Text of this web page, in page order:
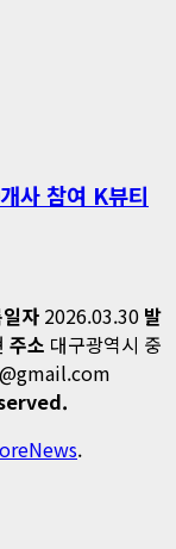
사 참여 K뷰티
자 2026.03.30 발
주소 대구광역시 중
.